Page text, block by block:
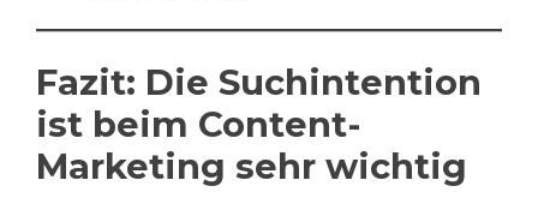
Fazit: Die Suchintention
ist beim Content-
Marketing sehr wichtig